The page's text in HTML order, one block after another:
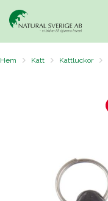
Hem Katt Kattluckor